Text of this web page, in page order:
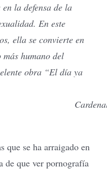
la defensa de la
En este
ella se convierte en
humano del
obra “El día ya
que se ha arraigado en
de que ver pornografía